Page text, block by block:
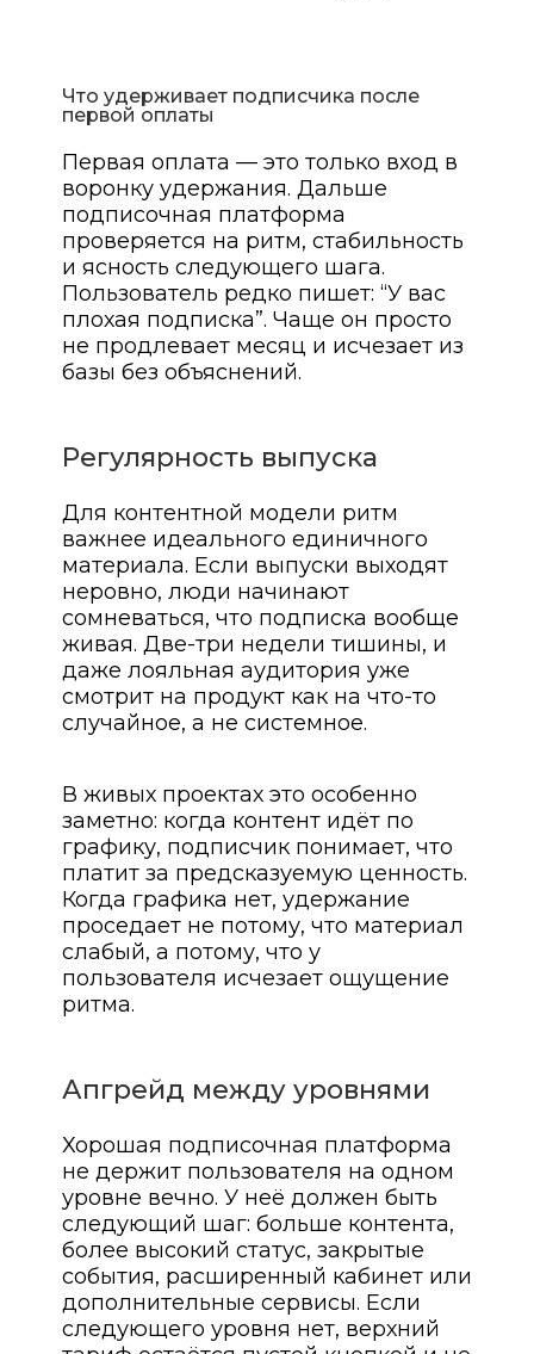
Что удерживает подписчика после
первой оплаты
Первая оплата — это только вход в
воронку удержания. Дальше
подписочная платформа
проверяется на ритм, стабильность
и ясность следующего шага.
Пользователь редко пишет: “У вас
плохая подписка”. Чаще он просто
не продлевает месяц и исчезает из
базы без объяснений.
Регулярность выпуска
Для контентной модели ритм
важнее идеального единичного
материала. Если выпуски выходят
неровно, люди начинают
сомневаться, что подписка вообще
живая. Две-три недели тишины, и
даже лояльная аудитория уже
смотрит на продукт как на что-то
случайное, а не системное.
В живых проектах это особенно
заметно: когда контент идёт по
графику, подписчик понимает, что
платит за предсказуемую ценность.
Когда графика нет, удержание
проседает не потому, что материал
слабый, а потому, что у
пользователя исчезает ощущение
ритма.
Апгрейд между уровнями
Хорошая подписочная платформа
не держит пользователя на одном
уровне вечно. У неё должен быть
следующий шаг: больше контента,
более высокий статус, закрытые
события, расширенный кабинет или
дополнительные сервисы. Если
следующего уровня нет, верхний